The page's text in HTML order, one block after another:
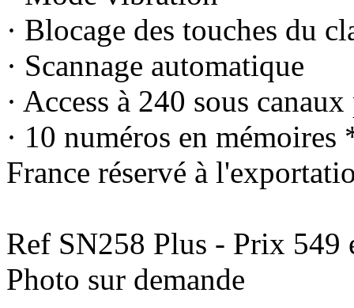
· Blocage des touches du
· Scannage automatique
· Access à 240 sous
· 10 numéros en
France réservé à
Ref SN258 Plus - Prix 549
Photo sur demande